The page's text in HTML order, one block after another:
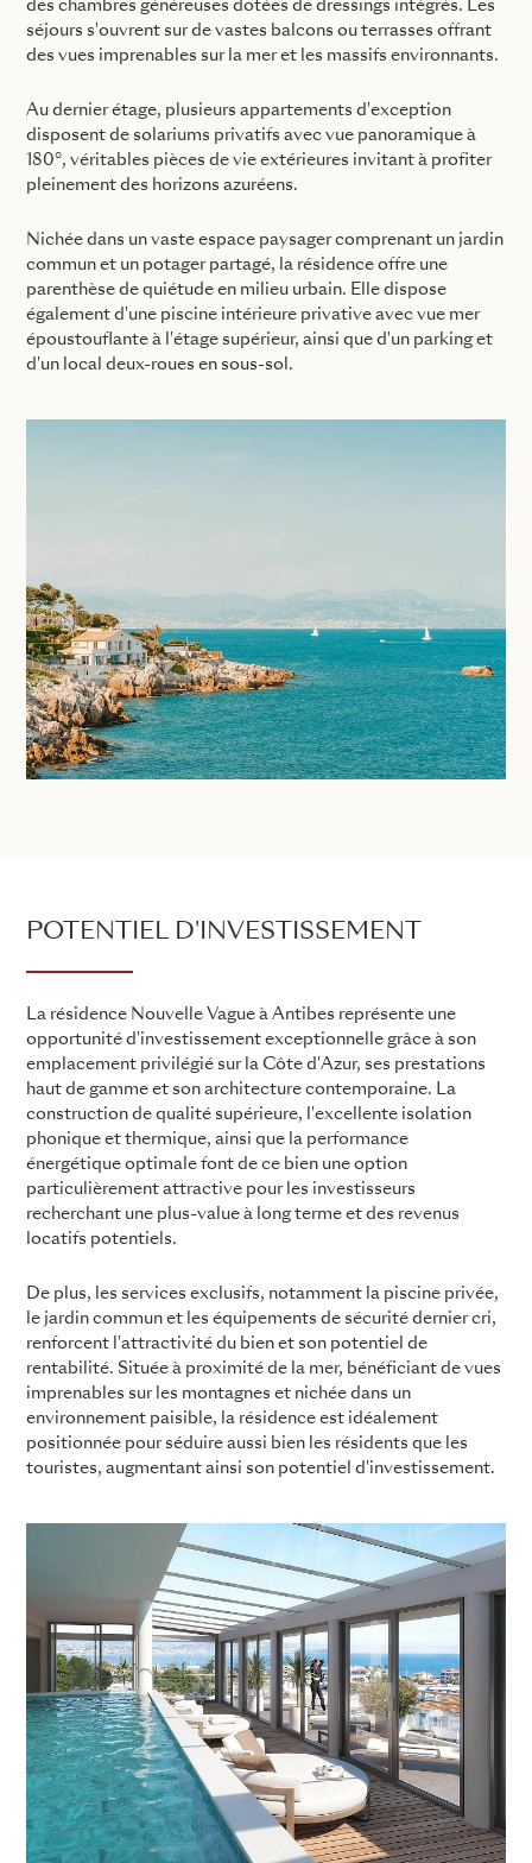
des chambres généreuses dotées de dressings intégrés. Les
séjours s'ouvrent sur de vastes balcons ou terrasses offrant
des vues imprenables sur la mer et les massifs environnants.
Au dernier étage, plusieurs appartements d'exception
disposent de solariums privatifs avec vue panoramique à
180°, véritables pièces de vie extérieures invitant à profiter
pleinement des horizons azuréens.
Nichée dans un vaste espace paysager comprenant un jardin
commun et un potager partagé, la résidence offre une
parenthèse de quiétude en milieu urbain. Elle dispose
également d'une piscine intérieure privative avec vue mer
époustouflante à l'étage supérieur, ainsi que d'un parking et
d'un local deux-roues en sous-sol.
POTENTIEL D'INVESTISSEMENT
La résidence Nouvelle Vague à Antibes représente une
opportunité d'investissement exceptionnelle grâce à son
emplacement privilégié sur la Côte d'Azur, ses prestations
haut de gamme et son architecture contemporaine. La
construction de qualité supérieure, l'excellente isolation
phonique et thermique, ainsi que la performance
énergétique optimale font de ce bien une option
particulièrement attractive pour les investisseurs
recherchant une plus-value à long terme et des revenus
locatifs potentiels.
De plus, les services exclusifs, notamment la piscine privée,
le jardin commun et les équipements de sécurité dernier cri,
renforcent l'attractivité du bien et son potentiel de
rentabilité. Située à proximité de la mer, bénéficiant de vues
imprenables sur les montagnes et nichée dans un
environnement paisible, la résidence est idéalement
positionnée pour séduire aussi bien les résidents que les
touristes, augmentant ainsi son potentiel d'investissement.